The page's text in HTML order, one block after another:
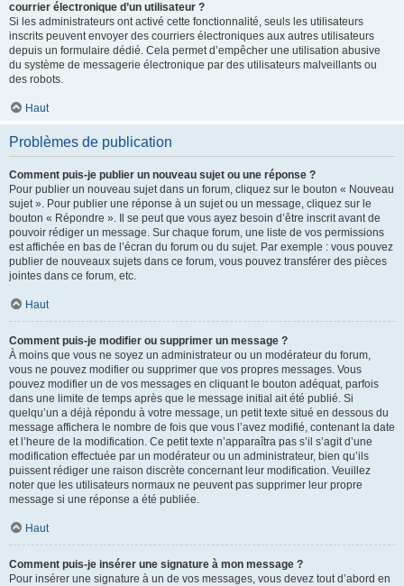
courrier électronique d’un utilisateur ?
Si les administrateurs ont activé cette fonctionnalité, seuls les utilisateurs
inscrits peuvent envoyer des courriers électroniques aux autres utilisateurs
depuis un formulaire dédié. Cela permet d’empêcher une utilisation abusive
du système de messagerie électronique par des utilisateurs malveillants ou
des robots.
Haut
Problèmes de publication
Comment puis-je publier un nouveau sujet ou une réponse ?
Pour publier un nouveau sujet dans un forum, cliquez sur le bouton « Nouveau
sujet ». Pour publier une réponse à un sujet ou un message, cliquez sur le
bouton « Répondre ». Il se peut que vous ayez besoin d’être inscrit avant de
pouvoir rédiger un message. Sur chaque forum, une liste de vos permissions
est affichée en bas de l’écran du forum ou du sujet. Par exemple : vous pouvez
publier de nouveaux sujets dans ce forum, vous pouvez transférer des pièces
jointes dans ce forum, etc.
Haut
Comment puis-je modifier ou supprimer un message ?
À moins que vous ne soyez un administrateur ou un modérateur du forum,
vous ne pouvez modifier ou supprimer que vos propres messages. Vous
pouvez modifier un de vos messages en cliquant le bouton adéquat, parfois
dans une limite de temps après que le message initial ait été publié. Si
quelqu’un a déjà répondu à votre message, un petit texte situé en dessous du
message affichera le nombre de fois que vous l’avez modifié, contenant la date
et l’heure de la modification. Ce petit texte n’apparaîtra pas s’il s’agit d’une
modification effectuée par un modérateur ou un administrateur, bien qu’ils
puissent rédiger une raison discrète concernant leur modification. Veuillez
noter que les utilisateurs normaux ne peuvent pas supprimer leur propre
message si une réponse a été publiée.
Haut
Comment puis-je insérer une signature à mon message ?
Pour insérer une signature à un de vos messages, vous devez tout d’abord en